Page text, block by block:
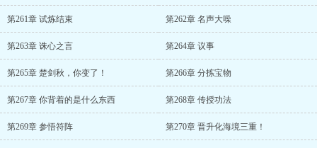
第261章 试炼结束 第262章 名声大噪
第263章 诛心之言 第264章 议事
第265章 楚剑秋，你变了！ 第266章 分拣宝物
第267章 你背着的是什么东西 第268章 传授功法
第269章 参悟符阵 第270章 晋升化海境三重！